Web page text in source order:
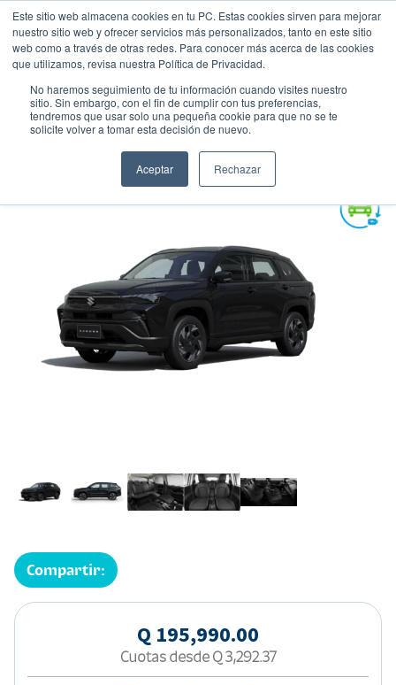
Este sitio web almacena cookies en tu PC. Estas cookies sirven para mejorar
nuestro sitio web y ofrecer servicios más personalizados, tanto en este sitio
web como a través de otras redes. Para conocer más acerca de las cookies
que utilizamos, revisa nuestra Política de Privacidad.
No haremos seguimiento de tu información cuando visites nuestro
sitio. Sin embargo, con el fin de cumplir con tus preferencias,
tendremos que usar solo una pequeña cookie para que no se te
solicite volver a tomar esta decisión de nuevo.
Aceptar Rechazar
SUZUKI ACROSS GLX AT 2WD
HIBRIDA
Compartir:
Q 195,990.00
Cuotas desde Q 3,292.37